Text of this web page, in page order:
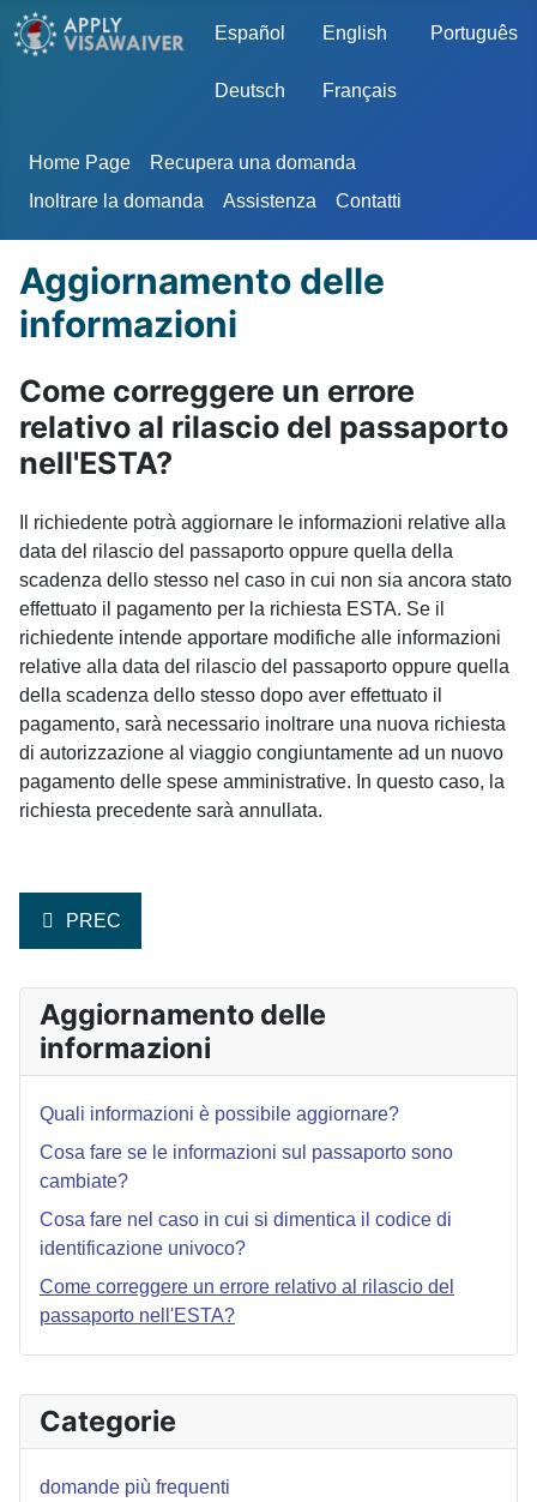
Seleziona la tua lingua
Español English Português
Deutsch Français
Home Page
Recupera una domanda
Inoltrare la domanda
Assistenza Contatti
Categorie
domande più frequenti
Aggiornamento delle
informazioni
Come correggere un errore
relativo al rilascio del passaporto
nell'ESTA?
Il richiedente potrà aggiornare le informazioni relative alla
data del rilascio del passaporto oppure quella della
scadenza dello stesso nel caso in cui non sia ancora stato
effettuato il pagamento per la richiesta ESTA. Se il
richiedente intende apportare modifiche alle informazioni
relative alla data del rilascio del passaporto oppure quella
della scadenza dello stesso dopo aver effettuato il
pagamento, sarà necessario inoltrare una nuova richiesta
di autorizzazione al viaggio congiuntamente ad un nuovo
pagamento delle spese amministrative. In questo caso, la
richiesta precedente sarà annullata.
ARTICOLO PRECEDENTE: COSA FARE NEL CASO
PREC
Aggiornamento delle
informazioni
Quali informazioni è possibile aggiornare?
Cosa fare se le informazioni sul passaporto sono
cambiate?
Cosa fare nel caso in cui si dimentica il codice di
identificazione univoco?
Come correggere un errore relativo al rilascio del
passaporto nell'ESTA?